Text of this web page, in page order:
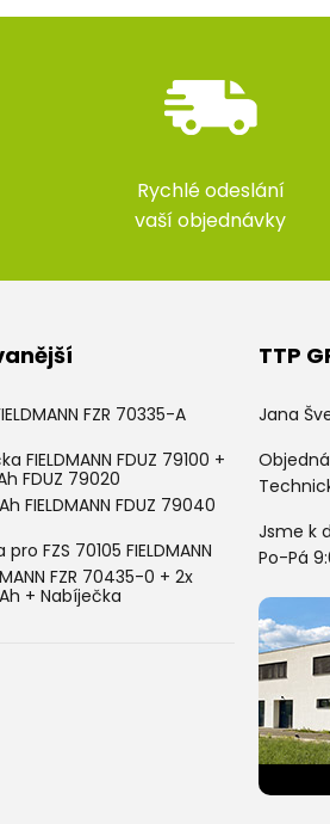
Rychlé odeslání
vaší objednávky
FZR 70335-A
FIELDMANN FDUZ 79100 +
FDUZ 79020
FIELDMANN FDUZ 79040
FZS 70105 FIELDMANN
FZR 70435-0 + 2x
+ Nabíječka
TTP
Jana
Jsme k
Po-Pá